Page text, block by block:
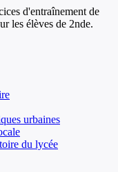
d'entraînement de
les élèves de 2nde.
urbaines
du lycée